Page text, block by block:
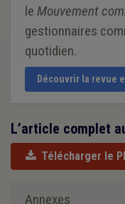
le Mouvement
gestionnaires
quotidien.
Découvrir la revue
L’article complet
Télécharger le
Annexes